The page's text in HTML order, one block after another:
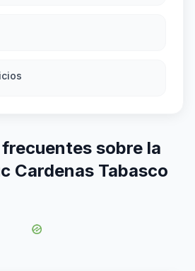
sobre la
Cardenas Tabasco